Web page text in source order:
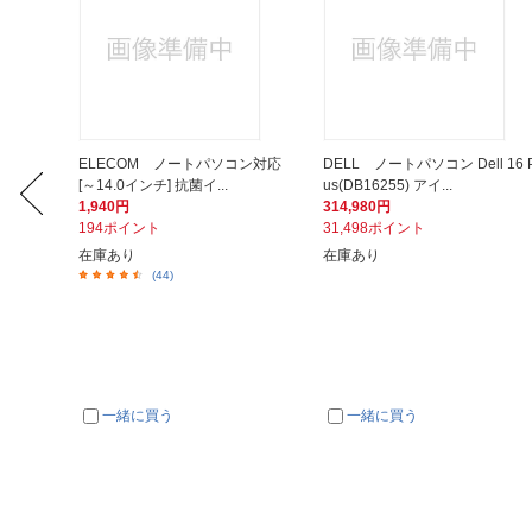
ELECOM ノートパソコン対応
[～14.0インチ] 抗菌イ...
1,940円
194ポイント
在庫あり
(44)
一緒に買う
DELL ノートパソコン Dell 16
us(DB16255) アイ...
314,980円
31,498ポイント
在庫あり
一緒に買う